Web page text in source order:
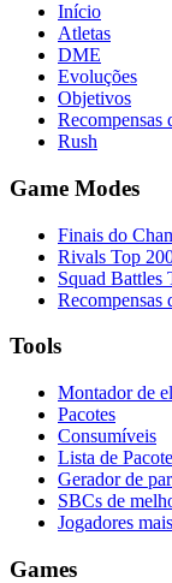
Início
Atletas
DME
Evoluções
Objetivos
Recompensas
Rush
Game Modes
Finais do
Rivals Top
Squad Battles
Recompensas
Tools
Montador de
Pacotes
Consumíveis
Lista de
Gerador de
SBCs de
Jogadores
Games